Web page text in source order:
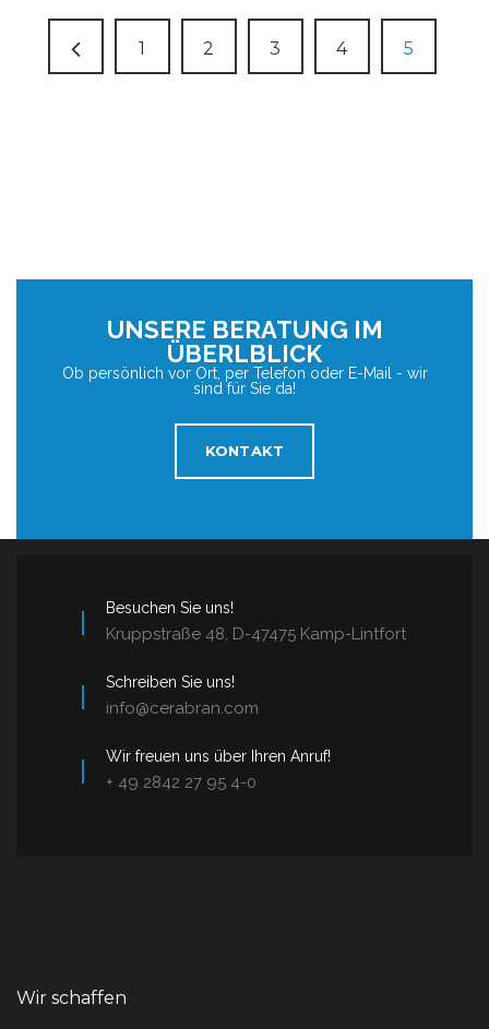
1 2 3 4 5
UNSERE BERATUNG IM
ÜBERLBLICK
Ob persönlich vor Ort, per Telefon oder E-Mail - wir
sind für Sie da!
KONTAKT
Besuchen Sie uns!
Kruppstraße 48, D-47475 Kamp-Lintfort
Schreiben Sie uns!
info@cerabran.com
Wir freuen uns über Ihren Anruf!
+ 49 2842 27 95 4-0
Wir schaffen